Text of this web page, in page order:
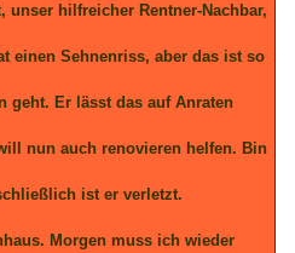
hilfreicher Rentner-Nachbar,
einen Sehnenriss, aber das ist so
geht. Er lässt das auf Anraten
nun auch renovieren helfen. Bin
ist er verletzt.
Morgen muss ich wieder